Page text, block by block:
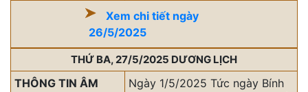
Xem chi tiết ngày
26/5/2025
THỨ BA, 27/5/2025 DƯƠNG LỊCH
THÔNG TIN ÂM
Ngày 1/5/2025 Tức ngày Bính